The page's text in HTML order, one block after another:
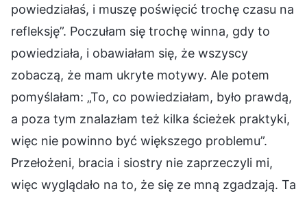
powiedziałaś, i muszę poświęcić trochę czasu na
refleksję”. Poczułam się trochę winna, gdy to
powiedziała, i obawiałam się, że wszyscy
zobaczą, że mam ukryte motywy. Ale potem
pomyślałam: „To, co powiedziałam, było prawdą,
a poza tym znalazłam też kilka ścieżek praktyki,
więc nie powinno być większego problemu”.
Przełożeni, bracia i siostry nie zaprzeczyli mi,
więc wyglądało na to, że się ze mną zgadzają. Ta